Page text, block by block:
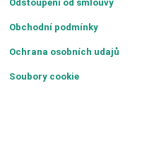
Odstoupení od smlouvy
Obchodní podmínky
Ochrana osobních udajů
Soubory cookie